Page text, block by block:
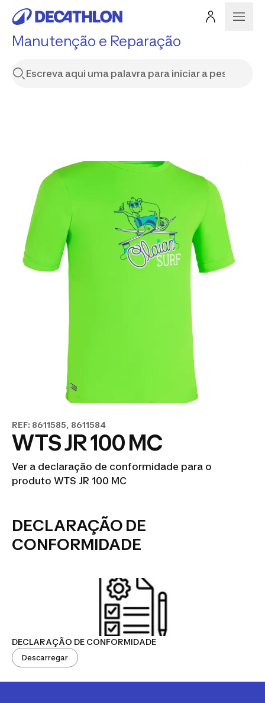
Manutenção e Reparação
REF: 8611585, 8611584
WTS JR 100 MC
Ver a declaração de conformidade para o
produto WTS JR 100 MC
DECLARAÇÃO DE
CONFORMIDADE
DECLARAÇÃO DE CONFORMIDADE
Descarregar